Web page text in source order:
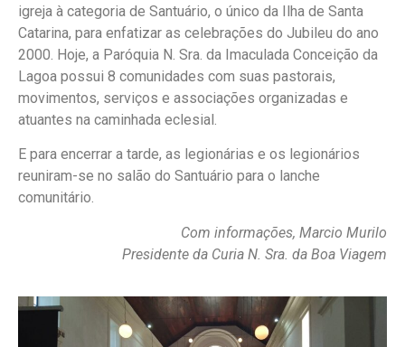
igreja à categoria de Santuário, o único da Ilha de Santa
Catarina, para enfatizar as celebrações do Jubileu do ano
2000. Hoje, a Paróquia N. Sra. da Imaculada Conceição da
Lagoa possui 8 comunidades com suas pastorais,
movimentos, serviços e associações organizadas e
atuantes na caminhada eclesial.
E para encerrar a tarde, as legionárias e os legionários
reuniram-se no salão do Santuário para o lanche
comunitário.
Com informações, Marcio Murilo
Presidente da Curia N. Sra. da Boa Viagem